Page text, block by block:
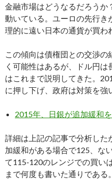
金融市場はどうなるだろう
動いている。ユーロの先行き
理的に遠い日本の通貨が買わ
この傾向は債権団との交渉
く可能性はあるが、ドル円
はこれまで説明してきた。
に押し下げ、政府は対策を強
2015年、日銀が追加緩和
詳細は上記の記事で分析した
加緩和がある場合で125、な
て115-120のレンジでの買い
まで何度も書いた通りである。